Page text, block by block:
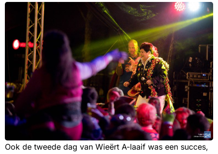
Ook de tweede dag van Wieërt A-laaif was een succes,